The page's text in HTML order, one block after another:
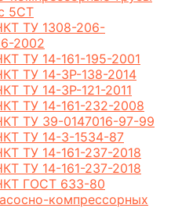
5CT
ТУ 1308-206-
2002
ТУ 14-161-195-2001
ТУ 14-3Р-138-2014
ТУ 14-3Р-121-2011
ТУ 14-161-232-2008
ТУ 39-0147016-97-99
ТУ 14-3-1534-87
ТУ 14-161-237-2018
ТУ 14-161-237-2018
ГОСТ 633-80
компрессорных